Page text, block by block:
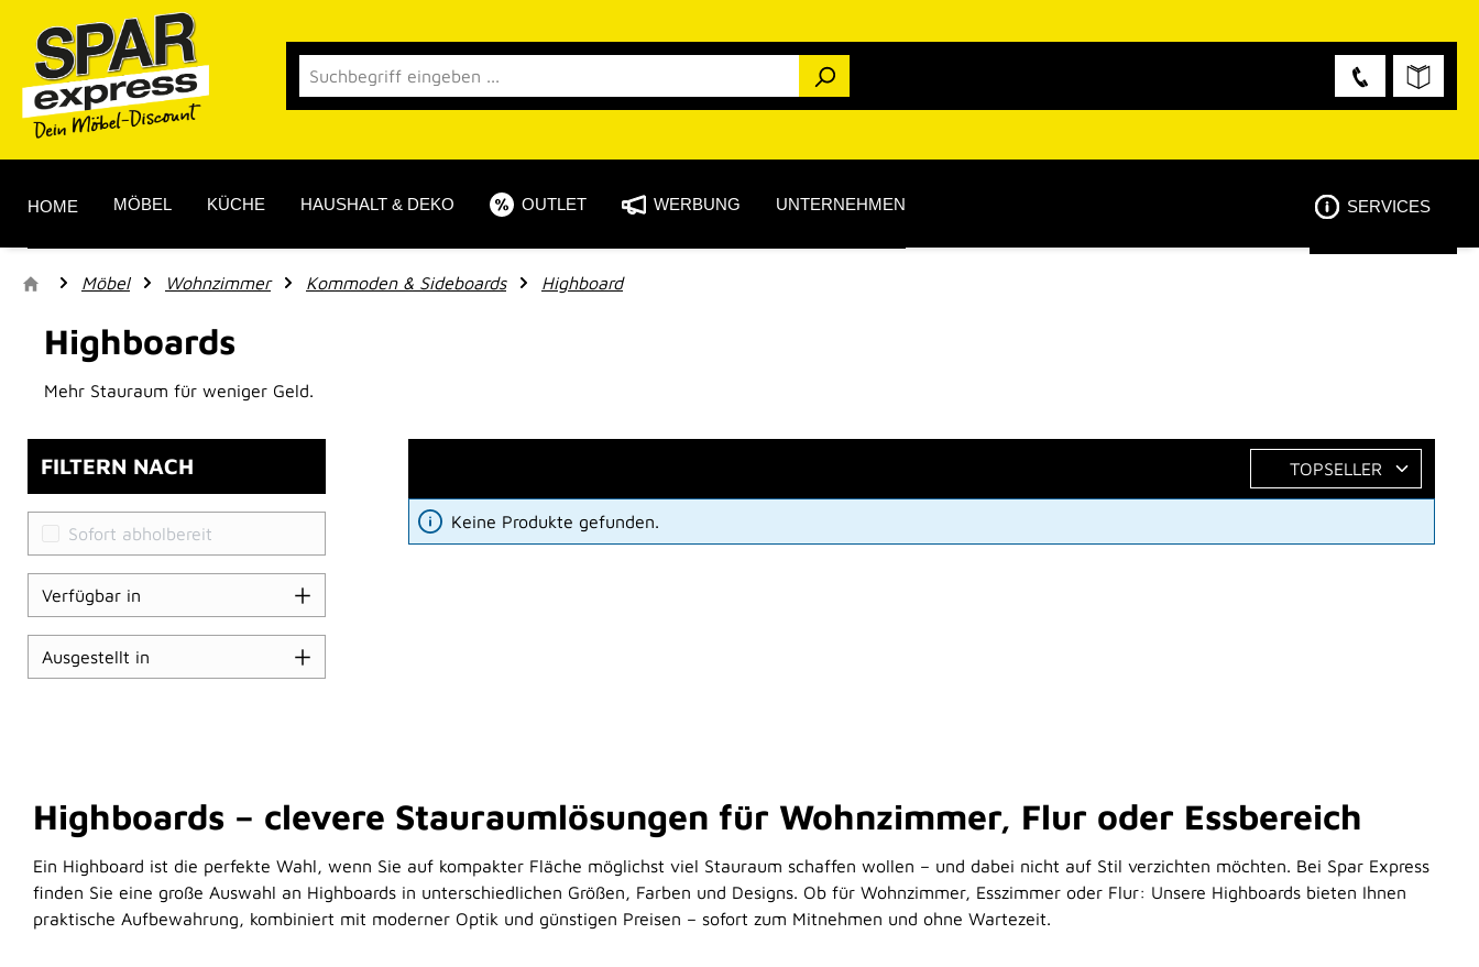
Hauptinhalt springen
Zur Suche springen
Zur Hauptnavigation springen
HOME MÖBEL KÜCHE HAUSHALT & DEKO OUTLET WERBUNG UNTERNEHMEN SERVICES
Möbel Wohnzimmer Kommoden & Sideboards Highboard
Highboards
Mehr Stauraum für weniger Geld.
FILTERN NACH
Sofort abholbereit
Verfügbar in
Ausgestellt in
Keine Produkte gefunden.
Highboards – clevere Stauraumlösungen für Wohnzimmer, Flur oder Essbereich
Ein Highboard ist die perfekte Wahl, wenn Sie auf kompakter Fläche möglichst viel Stauraum schaffen wollen – und dabei nicht auf Stil verzichten möchten. Bei Spar Express
finden Sie eine große Auswahl an Highboards in unterschiedlichen Größen, Farben und Designs. Ob für Wohnzimmer, Esszimmer oder Flur: Unsere Highboards bieten Ihnen
praktische Aufbewahrung, kombiniert mit moderner Optik und günstigen Preisen – sofort zum Mitnehmen und ohne Wartezeit.